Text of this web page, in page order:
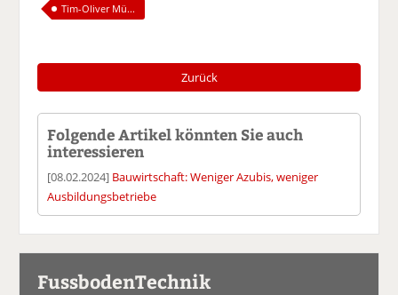
Tim-Oliver Mü...
Zurück
Folgende Artikel könnten Sie auch
interessieren
[08.02.2024] Bauwirtschaft: Weniger Azubis, weniger
Ausbildungsbetriebe
FussbodenTechnik